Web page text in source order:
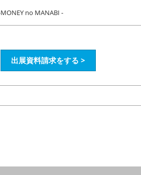
no MANABI -
出展資料請求をする >